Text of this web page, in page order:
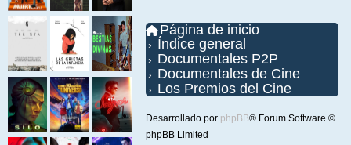
Página de inicio
Índice general
Documentales P2P
Documentales de Cine
Los Premios del Cine
Desarrollado por phpBB® Forum Software ©
phpBB Limited